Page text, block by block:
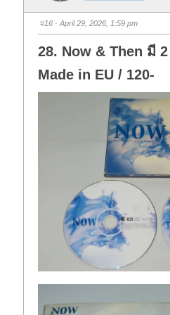
m
d
o
n
.
m
u
p
#16 · April 29, 2026, 1:59 pm
28. Now & Then มี
Made in EU / 120-